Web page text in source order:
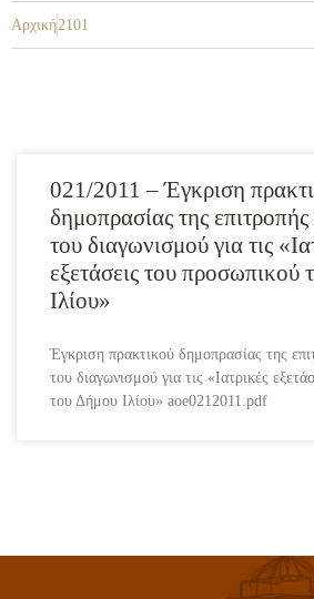
Αρχική2101
021/2011 – Έγκριση
δημοπρασίας της επιτροπής
του διαγωνισμού για τις
εξετάσεις του προσωπικού
Ιλίου»
Έγκριση πρακτικού δημοπρασίας της
του διαγωνισμού για τις «Ιατρικές
του Δήμου Ιλίου» aoe0212011.pdf